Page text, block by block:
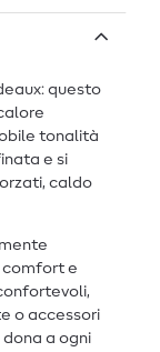
questo
tonalità
e si
caldo
comfort e
o accessori
a ogni